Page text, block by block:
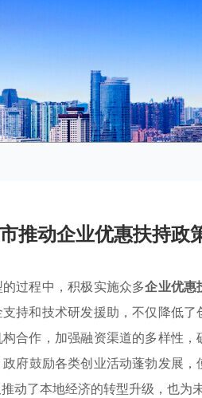
推动企业优惠扶持政
过程中，积极实施众多企业优惠
持和技术研发援助，不仅降低
合作，加强融资渠道的多样性
府鼓励各类创业活动蓬勃发展
动了本地经济的转型升级，也为